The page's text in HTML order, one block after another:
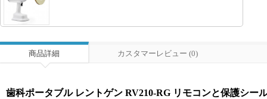
商品詳細 カスタマーレビュー (0)
歯科ポータブル レントゲン RV210-RG リモコンと保護シー